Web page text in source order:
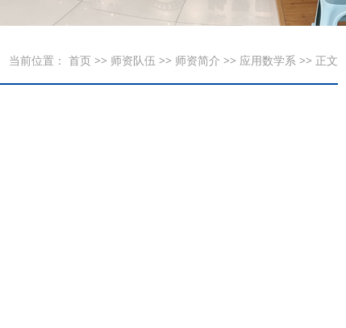
当前位置： 首页 >> 师资队伍 >> 师资简介 >> 应用数学系 >> 正文